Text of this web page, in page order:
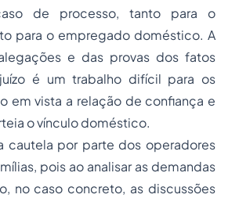
de processo, tanto para o
para o empregado doméstico. A
e das provas dos fatos
é um trabalho difícil para os
em vista a relação de confiança e
o vínculo doméstico.
cautela por parte dos operadores
pois ao analisar as demandas
no caso concreto, as discussões